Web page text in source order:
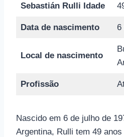
Sebastián Rulli Idade
Data de nascimento 6
Local de nascimento
Profissão
Nascido em 6 de julho de
Argentina, Rulli tem 49